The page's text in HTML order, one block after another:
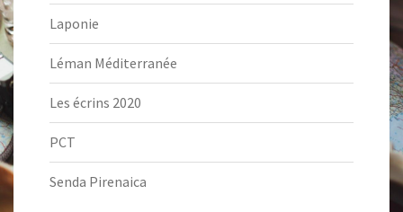
Laponie
Léman Méditerranée
Les écrins 2020
PCT
Senda Pirenaica